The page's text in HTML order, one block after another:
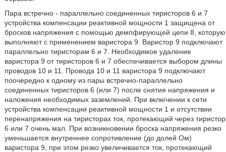
Пара встречно - параллельно соединенных тиристоров 6 и 7
устройства компенсации реактивной мощности 1 защищена от
бросков напряжения с помощью демпфирующей цепи 8, которую
выполняют с применением варистора 9. Варистор 9 подключают
параллельно тиристорам 6 и 7. Необходимое удаление
варистора 9 от тиристоров 6 и 7 обеспечивается выбором длины
проводов 10 и 11. Провода 10 и 11 варистора 9 подключают
поочередно к одному из пары встречно-параллельно
соединенных тиристоров 6 (или 7) после снятия напряжения и
наложения необходимых заземлений. При включении к сети
устройства компенсации реактивной мощности 1 и отсутствии
перенапряжения на тиристорах ток, протекающий через тиристор
6 или 7 очень мал. При возникновении броска напряжения резко
уменьшается внутреннее сопротивление (до долей Ом)
варистора 9, при этом резко увеличивается ток, протекающий